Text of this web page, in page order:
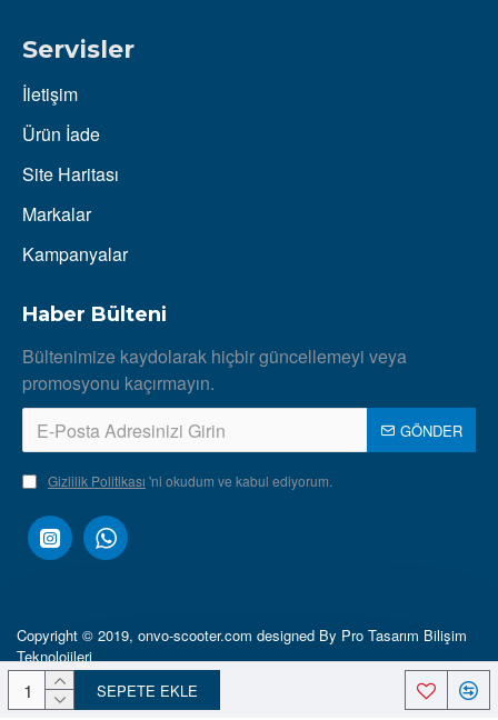
SEPETE EKLE
Servisler
İletişim
Ürün İade
Site Haritası
Markalar
Kampanyalar
Haber Bülteni
Bültenimize kaydolarak hiçbir güncellemeyi veya
promosyonu kaçırmayın.
GÖNDER
Gizlilik Politikası 'ni okudum ve kabul ediyorum.
Copyright © 2019, onvo-scooter.com designed By Pro Tasarım Bilişim
Teknolojileri